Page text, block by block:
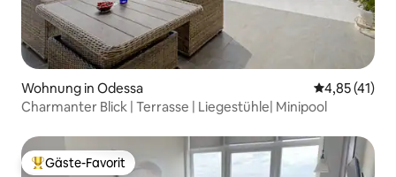
Wohnung in Odessa
4,85 (41)
Charmanter Blick | Terrasse | Liegestühle| Minipool
Beliebter Gäste-Favorit.
Gäste-Favorit